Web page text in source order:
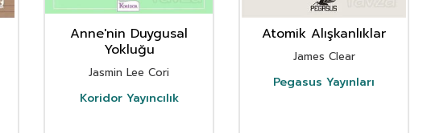
Anne'nin Duygusal
Yokluğu
Jasmin Lee Cori
Koridor Yayıncılık
Atomik Alışkanlıklar
James Clear
Pegasus Yayınları